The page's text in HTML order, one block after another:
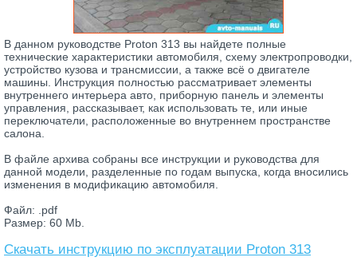
В данном руководстве Proton 313 вы найдете полные
технические характеристики автомобиля, схему электропроводки,
устройство кузова и трансмиссии, а также всё о двигателе
машины. Инструкция полностью рассматривает элементы
внутреннего интерьера авто, приборную панель и элементы
управления, рассказывает, как использовать те, или иные
переключатели, расположенные во внутреннем пространстве
салона.
В файле архива собраны все инструкции и руководства для
данной модели, разделенные по годам выпуска, когда вносились
изменения в модификацию автомобиля.
Файл: .pdf
Размер: 60 Mb.
Скачать инструкцию по эксплуатации Proton 313